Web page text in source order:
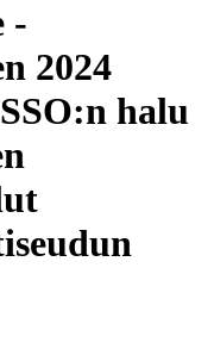
-
2024
halu